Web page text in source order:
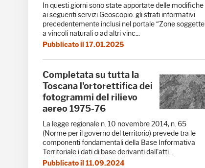
In questi giorni sono state apportate delle modifiche
ai seguenti servizi Geoscopio: gli strati informativi
precedentemente inclusi nel portale “Zone soggette
a vincoli naturali o ad altri vinc...
Pubblicato il 17.01.2025
Completata su tutta la
Toscana l'ortorettifica dei
fotogrammi del rilievo
aereo 1975-76
La legge regionale n. 10 novembre 2014, n. 65
(Norme per il governo del territorio) prevede tra le
componenti fondamentali della Base Informativa
Territoriale i dati di base derivanti dall'atti...
Pubblicato il 11.09.2024